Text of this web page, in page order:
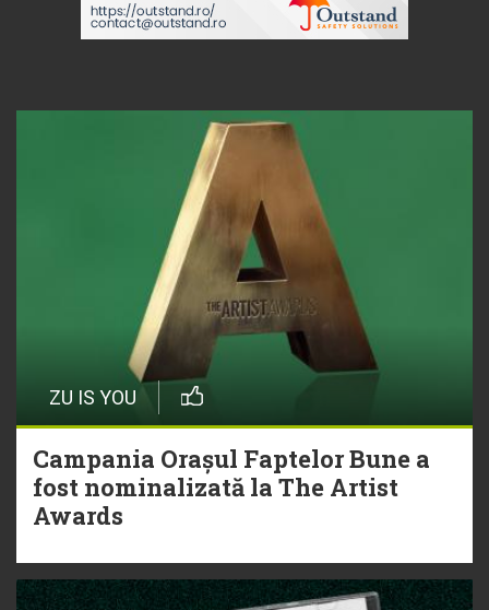
ZU IS YOU
Campania Orașul Faptelor Bune a
fost nominalizată la The Artist
Awards